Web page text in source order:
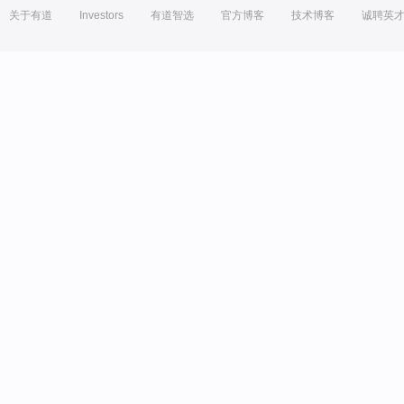
关于有道 Investors 有道智选 官方博客 技术博客 诚聘英才